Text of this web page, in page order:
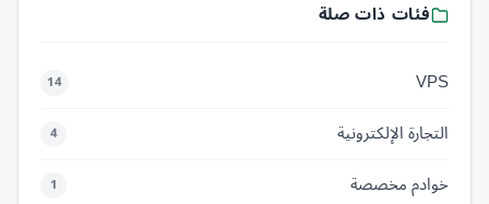
فئات ذات صلة
VPS
14
التجارة الإلكترونية 4
خوادم مخصصة 1